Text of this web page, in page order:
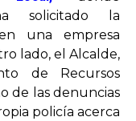
solicitado la
una empresa
lado, el Alcalde,
de Recursos
de las denuncias
policía acerca